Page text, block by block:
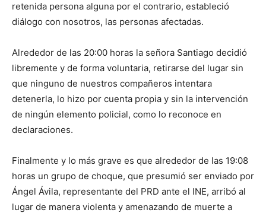
retenida persona alguna por el contrario, estableció
diálogo con nosotros, las personas afectadas.
Alrededor de las 20:00 horas la señora Santiago decidió
libremente y de forma voluntaria, retirarse del lugar sin
que ninguno de nuestros compañeros intentara
detenerla, lo hizo por cuenta propia y sin la intervención
de ningún elemento policial, como lo reconoce en
declaraciones.
Finalmente y lo más grave es que alrededor de las 19:08
horas un grupo de choque, que presumió ser enviado por
Ángel Ávila, representante del PRD ante el INE, arribó al
lugar de manera violenta y amenazando de muerte a